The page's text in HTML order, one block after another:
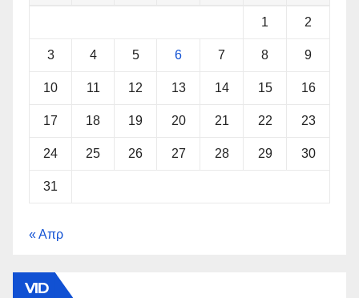
1 2
3 4 5 6 7 8 9
10 11 12 13 14 15 16
17 18 19 20 21 22 23
24 25 26 27 28 29 30
31
« Απρ
VID